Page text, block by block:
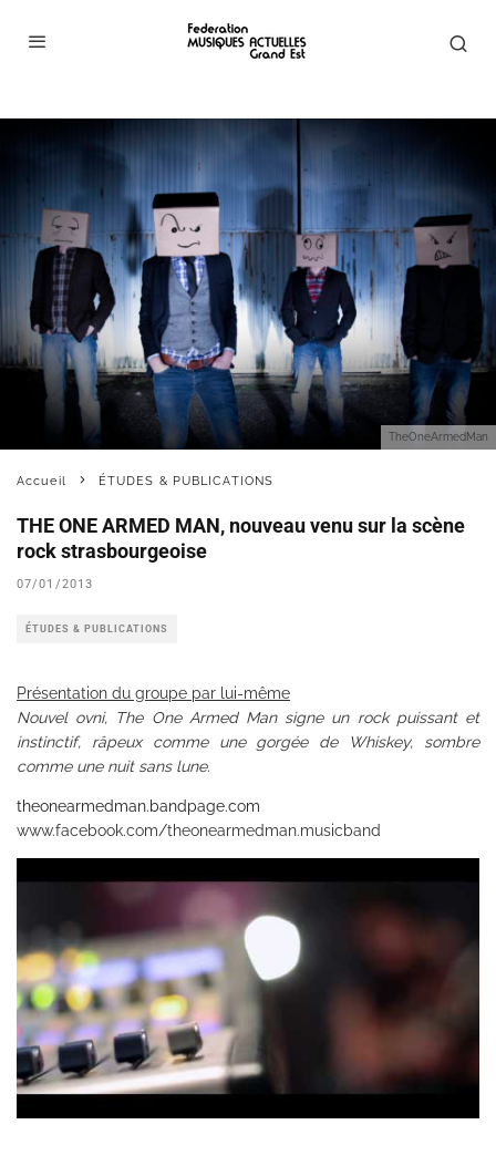
TheOneArmedMan
Accueil ÉTUDES & PUBLICATIONS
THE ONE ARMED MAN, nouveau venu sur la scène
rock strasbourgeoise
07/01/2013
ÉTUDES & PUBLICATIONS
Présentation du groupe par lui-même
Nouvel ovni, The One Armed Man signe un rock puissant et
instinctif, râpeux comme une gorgée de Whiskey, sombre
comme une nuit sans lune.
theonearmedman.bandpage.com
www.facebook.com/theonearmedman.musicband